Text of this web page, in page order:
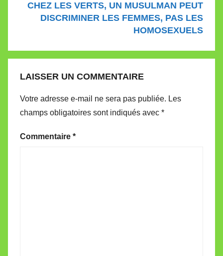
CHEZ LES VERTS, UN MUSULMAN PEUT
DISCRIMINER LES FEMMES, PAS LES
HOMOSEXUELS
LAISSER UN COMMENTAIRE
Votre adresse e-mail ne sera pas publiée. Les
champs obligatoires sont indiqués avec *
Commentaire *